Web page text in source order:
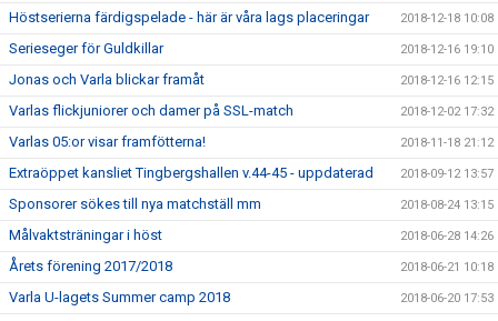
Höstserierna färdigspelade - här är våra lags placeringar 2018-12-18 10:08
Serieseger för Guldkillar 2018-12-16 19:10
Jonas och Varla blickar framåt 2018-12-16 12:15
Varlas flickjuniorer och damer på SSL-match 2018-12-02 17:32
Varlas 05:or visar framfötterna! 2018-11-18 21:12
Extraöppet kansliet Tingbergshallen v.44-45 - uppdaterad 2018-09-12 13:57
Sponsorer sökes till nya matchställ mm 2018-08-24 13:15
Målvaktsträningar i höst 2018-06-28 14:26
Årets förening 2017/2018 2018-06-21 10:18
Varla U-lagets Summer camp 2018 2018-06-20 17:53